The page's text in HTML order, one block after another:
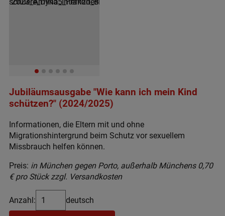
Jubiläumsausgabe "Wie kann ich mein Kind
schützen?" (2024/2025)
Informationen, die Eltern mit und ohne
Migrationshintergrund beim Schutz vor sexuellem
Missbrauch helfen können.
Preis: in München gegen Porto, außerhalb Münchens 0,70
€ pro Stück zzgl. Versandkosten
Anzahl: deutsch